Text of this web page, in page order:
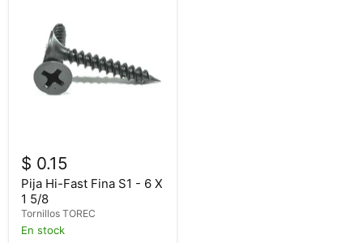
$ 0.15
Pija Hi-Fast Fina S1 - 6 X
1 5/8
Tornillos TOREC
En stock